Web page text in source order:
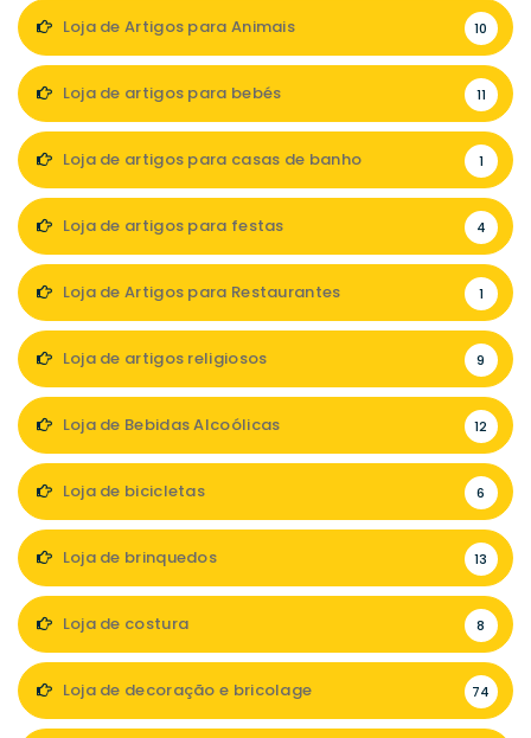
Loja de Artigos para Animais 10
Loja de artigos para bebés 11
Loja de artigos para casas de banho 1
Loja de artigos para festas 4
Loja de Artigos para Restaurantes 1
Loja de artigos religiosos 9
Loja de Bebidas Alcoólicas 12
Loja de bicicletas 6
Loja de brinquedos 13
Loja de costura 8
Loja de decoração e bricolage 74